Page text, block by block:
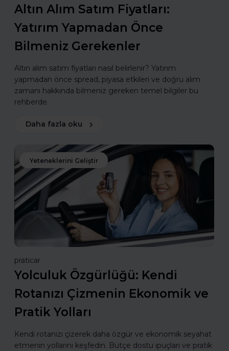
Altın Alım Satım Fiyatları:
Yatırım Yapmadan Önce
Bilmeniz Gerekenler
Altın alım satım fiyatları nasıl belirlenir? Yatırım
yapmadan önce spread, piyasa etkileri ve doğru alım
zamanı hakkında bilmeniz gereken temel bilgiler bu
rehberde.
Daha fazla oku
Yeteneklerini Geliştir
praticar
Yolculuk Özgürlüğü: Kendi
Rotanızı Çizmenin Ekonomik ve
Pratik Yolları
Kendi rotanızı çizerek daha özgür ve ekonomik seyahat
etmenin yollarını keşfedin. Bütçe dostu ipuçları ve pratik